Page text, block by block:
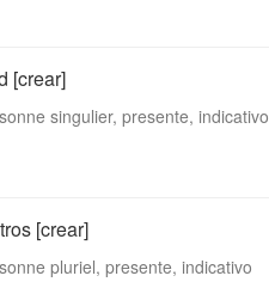
[crear]
singulier, presente, indicativo
[crear]
pluriel, presente, indicativo